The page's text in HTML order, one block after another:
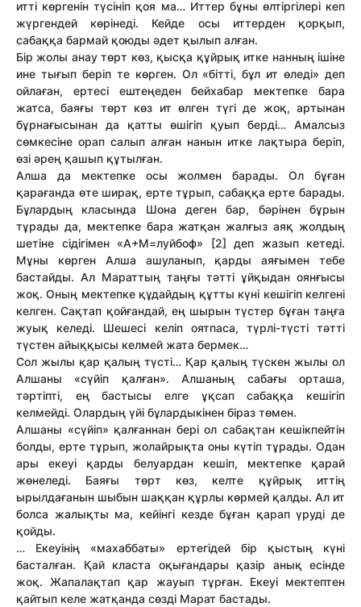
ит­ті көргенін түсініп қоя ма… Ит­тер бұны өлтіргілері кеп
жүргендей көрінеді. Кейде осы ит­терден қорқып,
сабаққа бармай қоюды әдет қылып алған.
Бір жолы анау төрт көз, қысқа құйрық итке нанның ішіне
ине тығып беріп те көрген. Ол «біт­ті, бұл ит өледі» деп
ойлаған, ертесі ештеңеден бейхабар мектепке бара
жатса, баяғы төрт көз ит өлген түгі де жоқ, артынан
бұрнағысынан да қат­ты өшігіп қуып берді… Амалсыз
сөмкесіне орап салып алған нанын итке лақтыра беріп,
өзі әрең қашып құтылған.
Алша да мектепке осы жолмен барады. Ол бұған
қарағанда өте ширақ, ерте тұрып, сабаққа ерте барады.
Бұлардың класында Шона деген бар, бәрінен бұрын
тұрады да, мектепке бара жатқан жалғыз аяқ жолдың
шетіне сідігімен «А+М=луйбоф» [2] деп жазып кетеді.
Мұны көрген Алша ашуланып, қарды аяғымен тебе
бастайды. Ал Марат­тың таңғы тәт­ті ұйқыдан оянғысы
жоқ. Оның мектепке құдайдың құт­ты күні кешігіп келгені
келген. Сақтап қойғандай, ең шырын түстер бұған таңға
жуық келеді. Шешесі келіп оятпаса, түрлі-түсті тәт­ті
түстен айыққысы келмей жата бермек…
Сол жылы қар қалың түсті… Қар қалың түскен жылы ол
Алшаны «сүйіп қалған». Алшаның сабағы орташа,
тәртіпті, ең бастысы елге ұқсап сабаққа кешігіп
келмейді. Олардың үйі бұлардыкінен біраз төмен.
Алшаны «сүйіп» қалғаннан бері ол сабақтан кешікпейтін
болды, ерте тұрып, жолайрықта оны күтіп тұрады. Одан
ары екеуі қарды белуардан кешіп, мектепке қарай
жөнеледі. Баяғы төрт көз, келте құйрық ит­тің
ырылдағанын шыбын шаққан құрлы көрмей қалды. Ал ит
болса жалықты ма, кейінгі кез­де бұған қарап үруді де
қойды.
… Екеуінің «махаббаты» ертегідей бір қыстың күні
басталған. Қай класта оқығандары қазір анық есінде
жоқ. Жапалақтап қар жауып тұрған. Екеуі мектептен
қайтып келе жатқанда сөзді Марат бастады.